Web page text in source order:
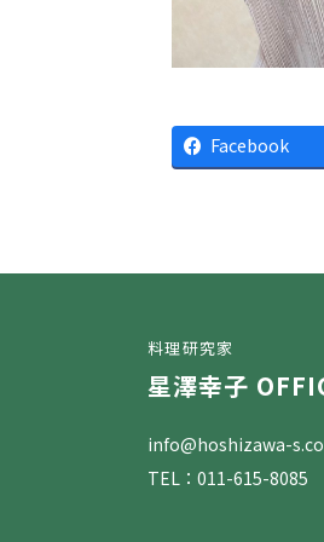
Facebook
料理研究家
星澤幸子
info@hoshizawa-
TEL：011-615-8085